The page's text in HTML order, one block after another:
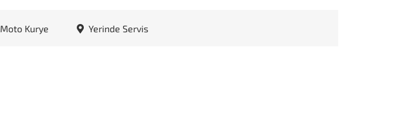
Moto Kurye Yerinde Servis